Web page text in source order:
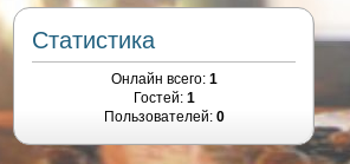
Статистика
Онлайн всего: 1
Гостей: 1
Пользователей: 0